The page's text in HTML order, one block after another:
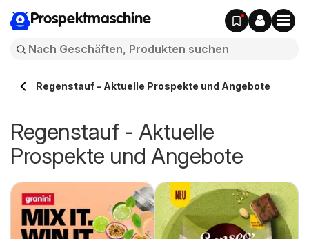
Prospektmaschine
Regenstauf - Aktuelle Prospekte und Angebote
Regenstauf - Aktuelle
Prospekte und Angebote